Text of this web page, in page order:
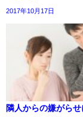
2017年10月17日
隣人からの嫌がら